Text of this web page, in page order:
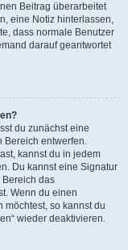
Beitrag überarbeitet
eine Notiz hinterlassen,
dass normale Benutzer
darauf geantwortet
du zunächst eine
Bereich entwerfen.
kannst du in jedem
Du kannst eine Signatur
das
Wenn du einen
so kannst du
wieder deaktivieren.